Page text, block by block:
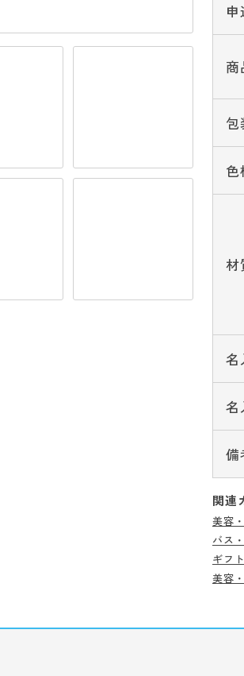
商
包
色
材
名
名
備
関連
美容
バス
ギフ
美容